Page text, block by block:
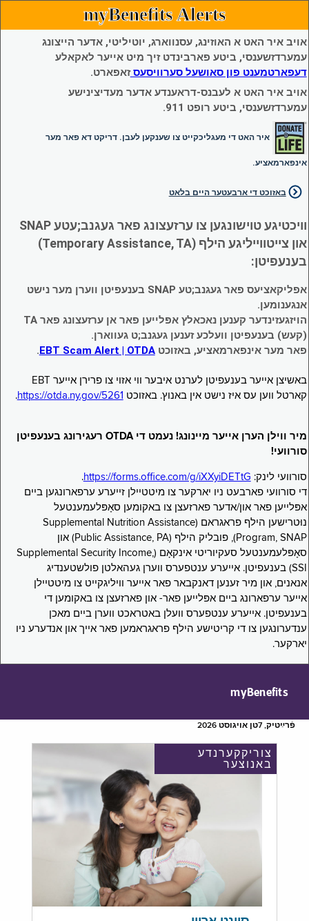
myBenefits Alerts
אויב איר האט א האוזינג, עסנווארג, יוטיליטי, אדער הייצונג
עמערדזשענסי, ביטע פארבינדט זיך מיט אייער לאקאלע
דעפארטמענט פון סאושעל סערוויסעסזאפארט.
אויב איר האט א לעבנס-דראענדע אדער מעדיצינישע
עמערדזשענסי, ביטע רופט 911.
איר האט די מעגליכקייט צו שענקען לעבן. דריקט דא פאר מער
אינפארמאציע.
באזוכט די ארבעטער היים בלאט
וויכטיגע טוישונגען צו ערזעצונג פאר געגנב;עטע SNAP
און צייטווייליגע הילף (Temporary Assistance, TA)
בענעפיטן:
אפליקאציעס פאר געגנב;טע SNAP בענעפיטן ווערן מער נישט
אנגענומען.
הויזגעזינדער קענען נאכאלץ אפּלייען פאר אן ערזעצונג פאר TA
(קעש) בענעפיטן וועלכע זענען געגנב;ט געווארן.
פאר מער אינפארמאציע, באזוכטEBT Scam Alert | OTDA
.
באשיצן אייער בענעפיטן לערנט איבער ווי אזוי צו פרירן אייער EBT
קארטל ווען עס איז נישט אין באנוץ. באזוכט https://otda.ny.gov/5261
.
מיר ווילן הערן אייער מיינונג! נעמט די OTDA רעגירונג בענעפיטן
סורוועי!
סורוועי לינק: https://forms.office.com/g/iXXyiDETtG
.
די סורוועי פארבעט ניו יארקער צו מיטטיילן זייערע ערפארונגען ביים
אפּלייען פאר און/אדער פארזעצן צו באקומען סאָפּלעמענטעל
נוּטרישען הילף פראגראם (Supplemental Nutrition Assistance
Program, SNAP), פובליק הילף (Public Assistance, PA) און
סאָפּלעמענטעל סעקיוריטי אינקאָם (Supplemental Security Income,
SSI) בענעפיטן. אייערע ענטפערס ווערן געהאלטן פולשטענדיג
אנאנים, און מיר זענען דאנקבאר פאר אייער וויליגקייט צו מיטטיילן
אייער ערפארונג ביים אפּלייען פאר- און פארזעצן צו באקומען די
בענעפיטן. אייערע ענטפערס וועלן באטראכט ווערן ביים מאכן
ענדערונגען צו די קריטישע הילף פראגראמען פאר אייך און אנדערע ניו
יארקער.
myBenefits
פֿרײַטיק, 7טן אויגוסט 2026
צוריקקערנדע
באנוצער